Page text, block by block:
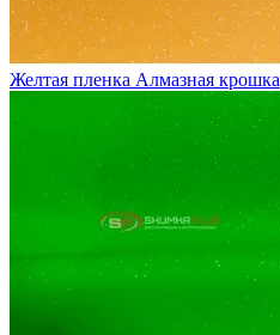
Желтая пленка Алмазная крошка